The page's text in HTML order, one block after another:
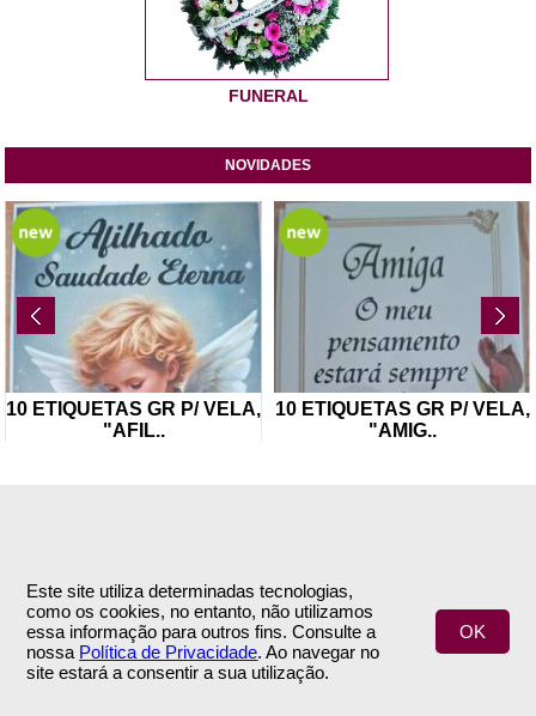
Este site utiliza determinadas tecnologias,
como os cookies, no entanto, não utilizamos
essa informação para outros fins. Consulte a
nossa Política de Privacidade. Ao navegar no
site estará a consentir a sua utilização.
OK
FUNERAL
NOVIDADES
10 ETIQUETAS GR P/ VELA,
"AFIL..
10 ETIQUETAS GR P/ VELA,
"AMIG..
INFORMAÇÕES
Empresa
Termos e Condições
APOIO AO CLIENTE
Encomendas & Pagamentos
Envio